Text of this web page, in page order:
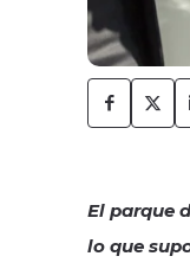
El parque
lo que